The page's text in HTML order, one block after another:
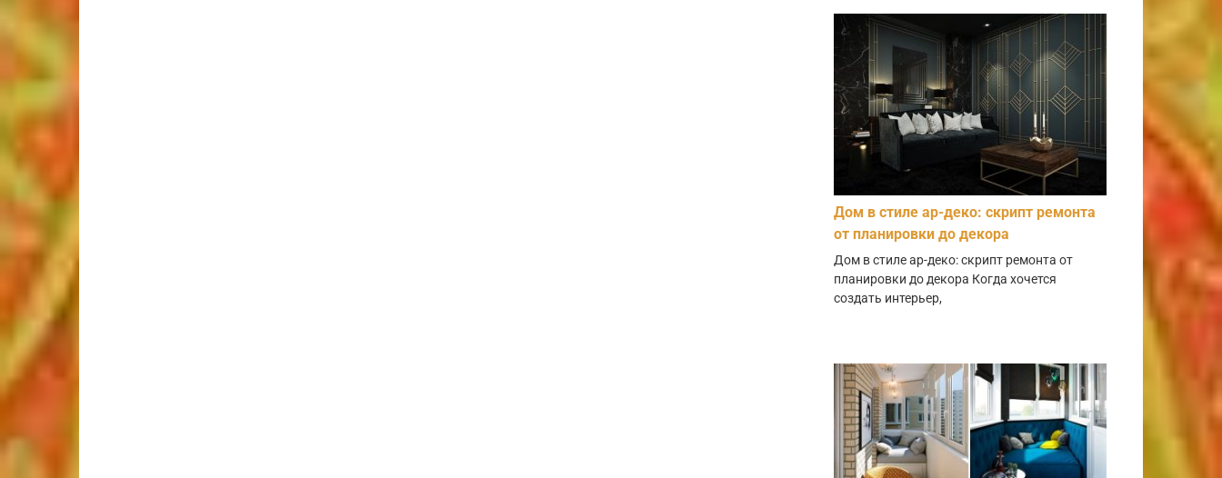
Дом в стиле ар-деко: скрипт ремонта
от планировки до декора
Дом в стиле ар-деко: скрипт ремонта от
планировки до декора Когда хочется
создать интерьер,